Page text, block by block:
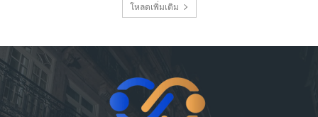
โหลดเพิ่มเติม